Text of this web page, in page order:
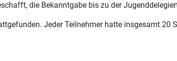
die Bekanntgabe bis zu der
Jeder Teilnehmer hatte insgesamt 20